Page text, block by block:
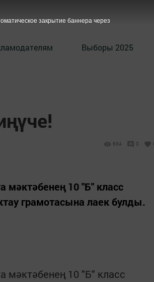
Выборы 2025
634 0
мәктәбенең 10 "Б" класс
грамотасына лаек булды.
мәктәбенең 10 "Б" класс
закрытие баннера через